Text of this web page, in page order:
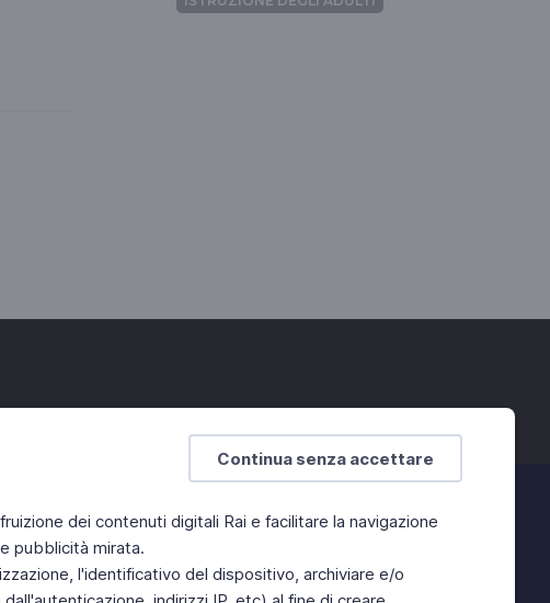
Continua senza accettare
dei contenuti digitali Rai e facilitare la navigazione
pubblicità mirata.
l'identificativo del dispositivo, archiviare e/o